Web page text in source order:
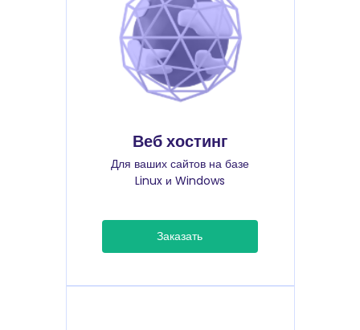
Веб хостинг
Для ваших сайтов на базе
Linux и Windows
Заказать